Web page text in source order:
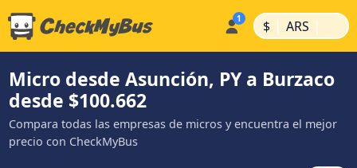
$ | ARS |
Micro desde Asunción, PY a Burzaco
desde $100.662
Compara todas las empresas de micros y encuentra el mejor
precio con CheckMyBus